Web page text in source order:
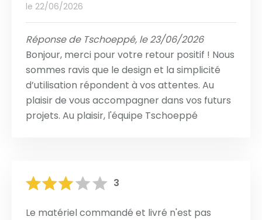
le 22/06/2026
Réponse de Tschoeppé, le 23/06/2026
Bonjour, merci pour votre retour positif ! Nous
sommes ravis que le design et la simplicité
d’utilisation répondent à vos attentes. Au
plaisir de vous accompagner dans vos futurs
projets. Au plaisir, l'équipe Tschoeppé
3
Le matériel commandé et livré n'est pas